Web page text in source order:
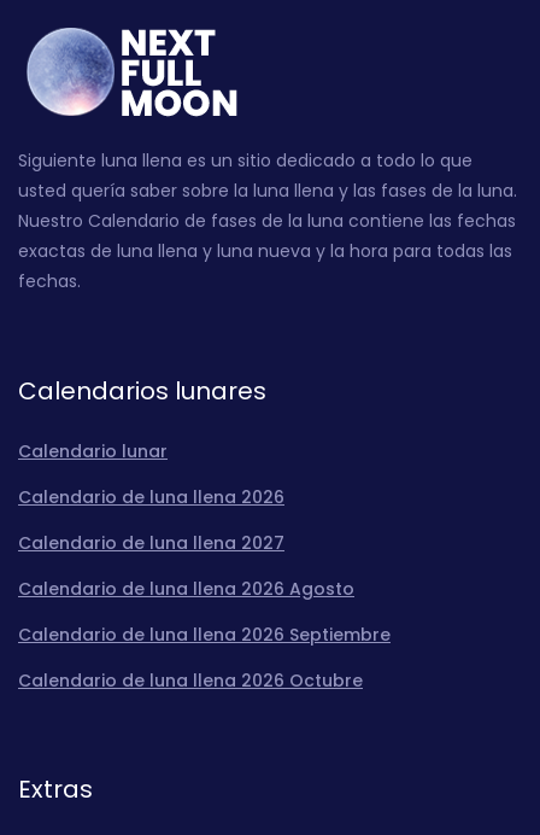
Siguiente luna llena es un sitio dedicado a todo lo que
usted quería saber sobre la luna llena y las fases de la luna.
Nuestro Calendario de fases de la luna contiene las fechas
exactas de luna llena y luna nueva y la hora para todas las
fechas.
Calendarios lunares
Calendario lunar
Calendario de luna llena 2026
Calendario de luna llena 2027
Calendario de luna llena 2026 Agosto
Calendario de luna llena 2026 Septiembre
Calendario de luna llena 2026 Octubre
Extras